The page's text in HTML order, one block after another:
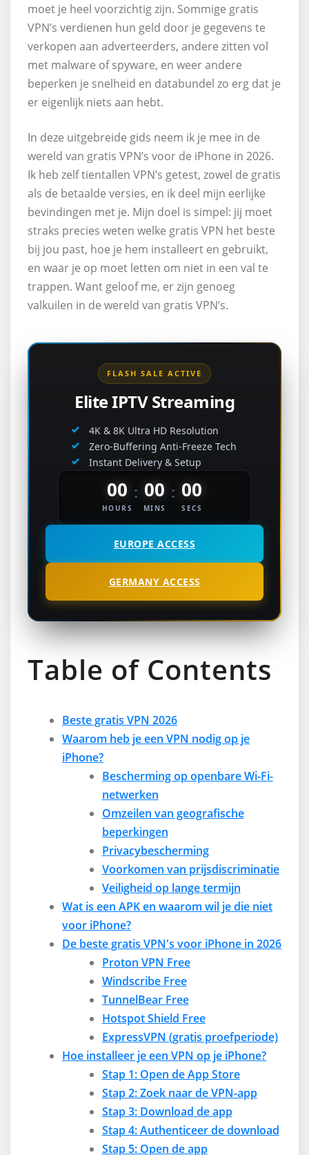
moet je heel voorzichtig zijn. Sommige gratis
VPN’s verdienen hun geld door je gegevens te
verkopen aan adverteerders, andere zitten vol
met malware of spyware, en weer andere
beperken je snelheid en databundel zo erg dat je
er eigenlijk niets aan hebt.
In deze uitgebreide gids neem ik je mee in de
wereld van gratis VPN’s voor de iPhone in 2026.
Ik heb zelf tientallen VPN’s getest, zowel de gratis
als de betaalde versies, en ik deel mijn eerlijke
bevindingen met je. Mijn doel is simpel: jij moet
straks precies weten welke gratis VPN het beste
bij jou past, hoe je hem installeert en gebruikt,
en waar je op moet letten om niet in een val te
trappen. Want geloof me, er zijn genoeg
valkuilen in de wereld van gratis VPN’s.
FLASH SALE ACTIVE
Elite IPTV Streaming
4K & 8K Ultra HD Resolution
Zero-Buffering Anti-Freeze Tech
Instant Delivery & Setup
00
HOURS
00
MINS
00
SECS
EUROPE ACCESS
GERMANY ACCESS
Table of Contents
Beste gratis VPN 2026
Waarom heb je een VPN nodig op je
iPhone?
Bescherming op openbare Wi-Fi-
netwerken
Omzeilen van geografische
beperkingen
Privacybescherming
Voorkomen van prijsdiscriminatie
Veiligheid op lange termijn
Wat is een APK en waarom wil je die niet
voor iPhone?
De beste gratis VPN's voor iPhone in 2026
Proton VPN Free
Windscribe Free
TunnelBear Free
Hotspot Shield Free
ExpressVPN (gratis proefperiode)
Hoe installeer je een VPN op je iPhone?
Stap 1: Open de App Store
Stap 2: Zoek naar de VPN-app
Stap 3: Download de app
Stap 4: Authenticeer de download
Stap 5: Open de app